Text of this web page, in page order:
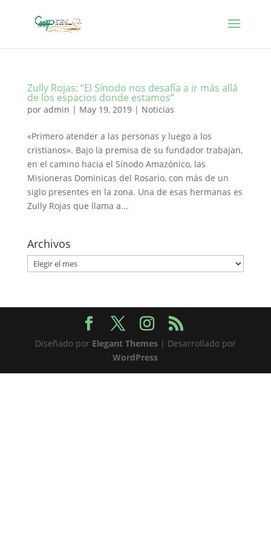
Zully Rojas: “El Sínodo nos desafía a ir más allá
de los espacios donde estamos”
por admin | May 19, 2019| Noticias
«Primero atender a las personas y luego a los
cristianos». Bajo la premisa de su fundador trabajan,
en el camino hacia el Sínodo Amazónico, las
Misioneras Dominicas del Rosario, con más de un
siglo presentes en la zona. Una de esas hermanas es
Zully Rojas que llama a...
Archivos
Archivos
Diseñado por Elegant Themes| Desarrollado por
WordPress